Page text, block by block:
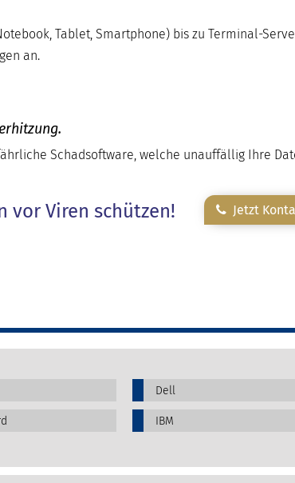
Tablet, Smartphone) bis zu Terminal-
an.
Schadsoftware, welche unauffällig Ihre
vor Viren schützen! Jetzt
Dell
IBM